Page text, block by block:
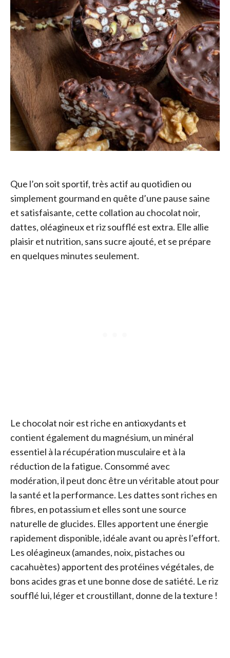
Que l’on soit sportif, très actif au quotidien ou
simplement gourmand en quête d’une pause saine
et satisfaisante, cette collation au chocolat noir,
dattes, oléagineux et riz soufflé est extra. Elle allie
plaisir et nutrition, sans sucre ajouté, et se prépare
en quelques minutes seulement.
Le chocolat noir est riche en antioxydants et
contient également du magnésium, un minéral
essentiel à la récupération musculaire et à la
réduction de la fatigue. Consommé avec
modération, il peut donc être un véritable atout pour
la santé et la performance. Les dattes sont riches en
fibres, en potassium et elles sont une source
naturelle de glucides. Elles apportent une énergie
rapidement disponible, idéale avant ou après l’effort.
Les oléagineux (amandes, noix, pistaches ou
cacahuètes) apportent des protéines végétales, de
bons acides gras et une bonne dose de satiété. Le riz
soufflé lui, léger et croustillant, donne de la texture !